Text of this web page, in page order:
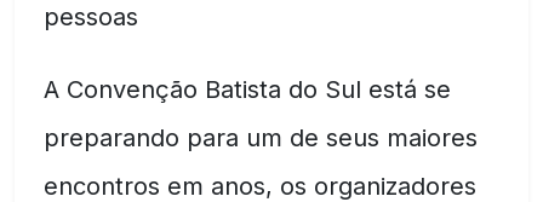
pessoas
A Convenção Batista do Sul está se
preparando para um de seus maiores
encontros em anos, os organizadores